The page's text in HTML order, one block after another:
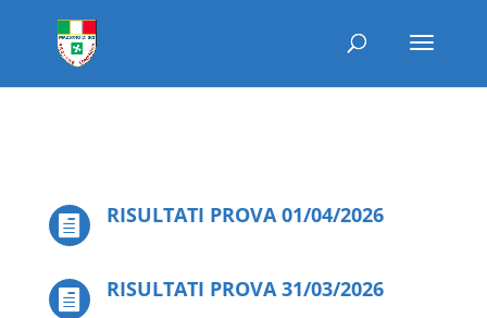
 RISULTATI PROVA 01/04/2026
 RISULTATI PROVA 31/03/2026